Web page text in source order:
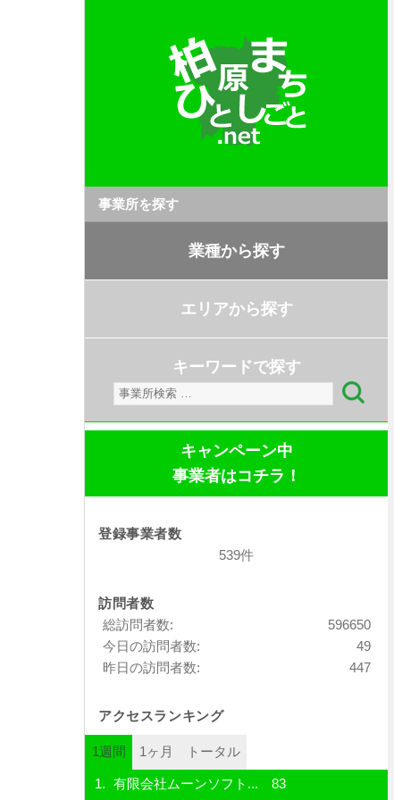
事業所を探す
業種から探す
エリアから探す
キーワードで探す
検
索:
キャンペーン中
事業者はコチラ！
登録事業者数
539件
訪問者数
596650
総訪問者数:
49
今日の訪問者数:
447
昨日の訪問者数:
アクセスランキング
1週間 1ヶ月 トータル
有限会社ムーンソフト... 83